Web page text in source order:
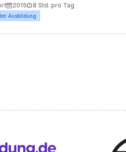
Ausbildungsbeginn
2015Arbeitszeit
8 Std. pro Tag
Ausbildung